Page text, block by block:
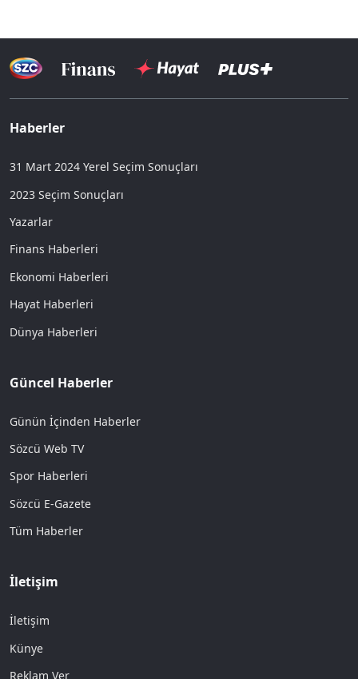
Haberler
31 Mart 2024 Yerel Seçim Sonuçları
2023 Seçim Sonuçları
Yazarlar
Finans Haberleri
Ekonomi Haberleri
Hayat Haberleri
Dünya Haberleri
Güncel Haberler
Günün İçinden Haberler
Sözcü Web TV
Spor Haberleri
Sözcü E-Gazete
Tüm Haberler
İletişim
İletişim
Künye
Reklam Ver